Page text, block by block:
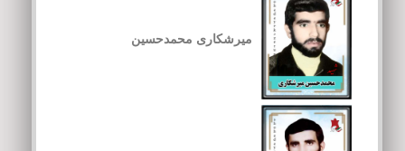
میرشکاری محمدحسین